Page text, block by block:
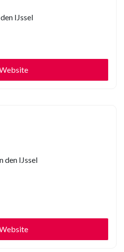
IJssel
den IJssel